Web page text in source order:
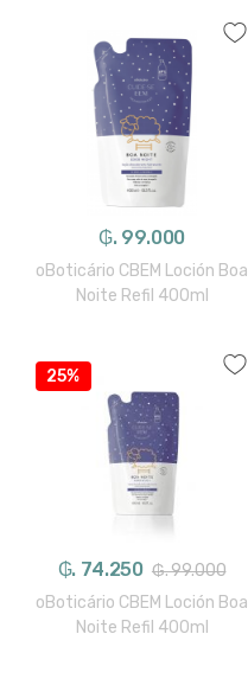
₲. 99.000
oBoticário CBEM Loción Boa
Noite Refil 400ml
25%
₲. 74.250 ₲. 99.000
oBoticário CBEM Loción Boa
Noite Refil 400ml